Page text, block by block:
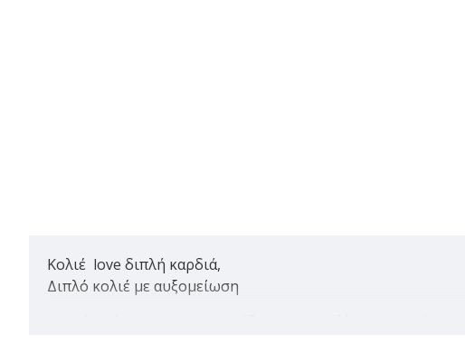
Κολιέ love διπλή καρδιά,
Διπλό κολιέ με αυξομείωση